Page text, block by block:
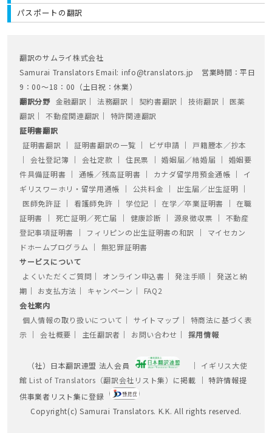
パスポートの翻訳
翻訳のサムライ株式会社
Samurai Translators Email: info@translators.jp 営業時間：平日
9：00～18：00（土日祝：休業）
翻訳分野 金融翻訳 │ 法務翻訳 │ 契約書翻訳 │ 技術翻訳 │
医薬
翻訳 │ 不動産関連翻訳 │
特許関連翻訳
証明書翻訳
証明書翻訳 │ 証明書翻訳の一覧 │ ビザ申請 │
戸籍謄本／抄本
│
会社登記簿 │ 会社定款 │ 住民票 │ 婚姻届／結婚届 │
婚姻要
件具備証明書 │ 通帳／残高証明書 │ カナダ留学用預金通帳 │
イ
ギリスワーホリ・留学用通帳 │ 公共料金 │ 出生届／出生証明 │
医師免許証 │ 看護師免許 │ 学位記 │ 在学／卒業証明書 │
在職
証明書 │ 死亡証明／死亡届 │ 健康診断 │ 源泉徴収票 │
不動産
登記事項証明書 │ フィリピンの出生証明書の和訳 │
マイセカン
ドホームプログラム │
無犯罪証明書
サービスについて
よくいただくご質問 │ オンライン申込書 │ 発注手順 │
発送と納
期 │ お支払方法 │ キャンペーン │
FAQ2
会社案内
個人情報の取り扱いについて │ サイトマップ │
特商法に基づく表
示 │ 会社概要 │ 主任翻訳者 │ お問い合わせ │ 採用情報
（社）日本翻訳連盟 法人会員 │
イギリス大使
館 List of Translators（翻訳会社リスト集） に掲載 │ 特許情報提
供事業者リスト集に登録
Copyright(c) Samurai Translators. K.K. All rights reserved.